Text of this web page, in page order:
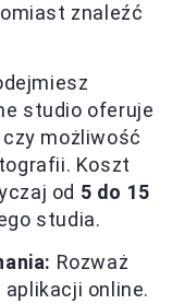
znaleźć
studio oferuje
czy możliwość
Koszt
od 5 do 15
studia.
Rozważ
online.